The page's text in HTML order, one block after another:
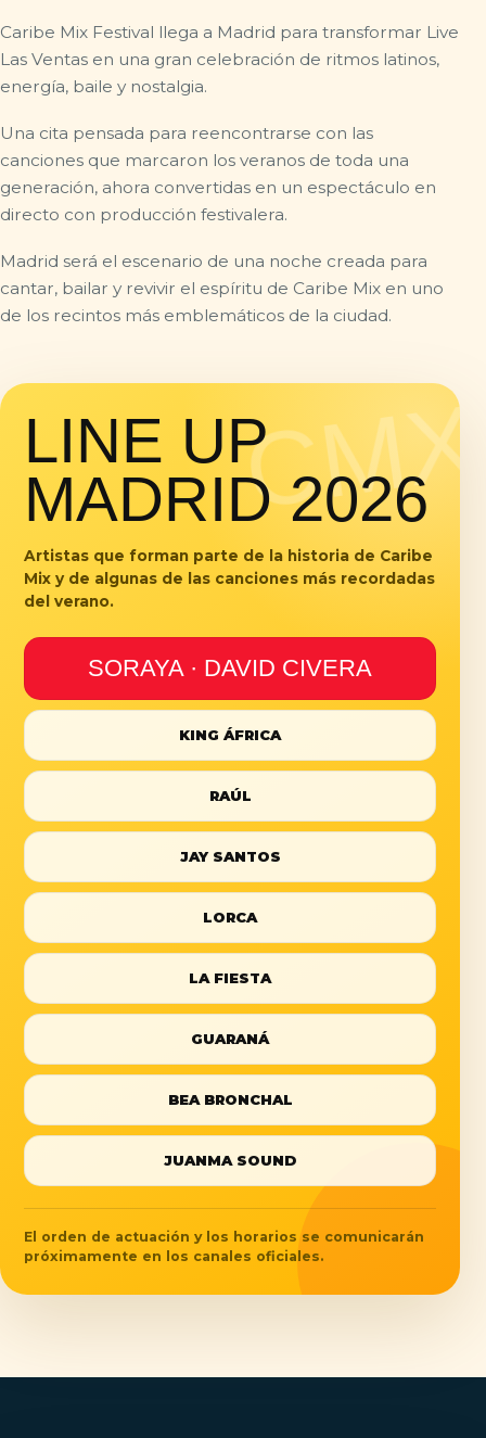
Caribe Mix Festival llega a Madrid para transformar Live
Las Ventas en una gran celebración de ritmos latinos,
energía, baile y nostalgia.
Una cita pensada para reencontrarse con las
canciones que marcaron los veranos de toda una
generación, ahora convertidas en un espectáculo en
directo con producción festivalera.
Madrid será el escenario de una noche creada para
cantar, bailar y revivir el espíritu de Caribe Mix en uno
de los recintos más emblemáticos de la ciudad.
LINE UP
MADRID 2026
Artistas que forman parte de la historia de Caribe
Mix y de algunas de las canciones más recordadas
del verano.
SORAYA · DAVID CIVERA
KING ÁFRICA
RAÚL
JAY SANTOS
LORCA
LA FIESTA
GUARANÁ
BEA BRONCHAL
JUANMA SOUND
El orden de actuación y los horarios se comunicarán
próximamente en los canales oficiales.